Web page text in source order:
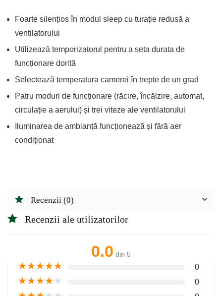
Foarte silențios în modul sleep cu turație redusă a
ventilatorului
Utilizează temporizatorul pentru a seta durata de
funcționare dorită
Selectează temperatura camerei în trepte de un grad
Patru moduri de funcționare (răcire, încălzire, automat,
circulație a aerului) și trei viteze ale ventilatorului
Iluminarea de ambianță funcționează și fără aer
condiționat
Recenzii (0)
Recenzii ale utilizatorilor
0.0 din 5
★★★★★ 0
★★★★★ 0